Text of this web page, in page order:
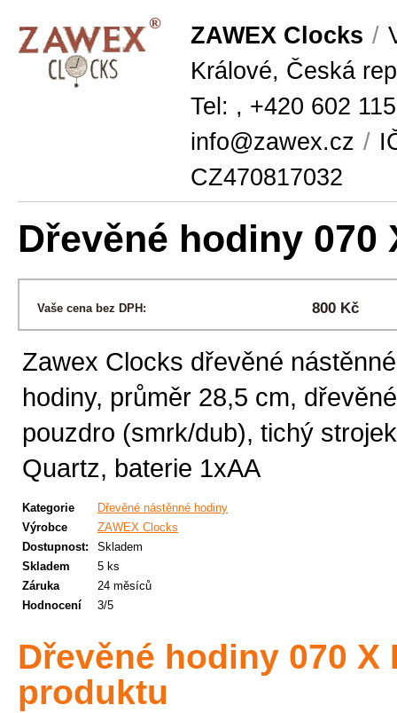
ZAWEX Clocks /
Králové, Česká
Tel: , +420 602
info@zawex.cz /
CZ470817032
Dřevěné hodiny 070
Vaše cena bez DPH: 800 Kč
Zawex Clocks dřevěné nástěnné
hodiny, průměr 28,5 cm, dřevěné
pouzdro (smrk/dub), tichý strojek
Quartz, baterie 1xAA
Kategorie
Dřevěné nástěnné hodiny
Výrobce
ZAWEX Clocks
Dostupnost:
Skladem
Skladem
5 ks
Záruka
24 měsíců
Hodnocení
3/5
Dřevěné hodiny 070 X
produktu